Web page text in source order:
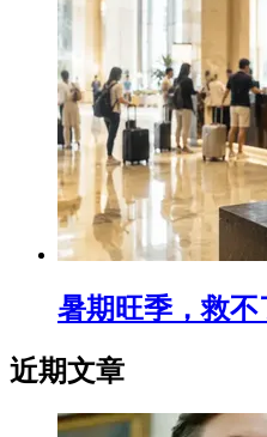
暑期旺季，救不
近期文章